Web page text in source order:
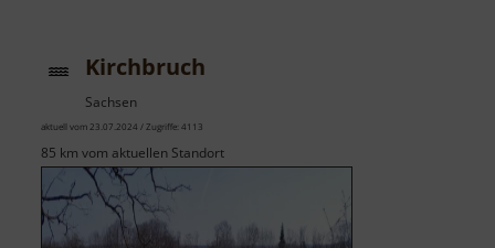
Kirchbruch
Sachsen
aktuell vom 23.07.2024 / Zugriffe: 4113
85 km vom aktuellen Standort